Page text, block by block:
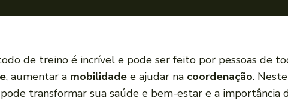
de treino é incrível e pode ser feito por pessoas de
, aumentar a mobilidade e ajudar na coordenação.
transformar sua saúde e bem-estar e a importância